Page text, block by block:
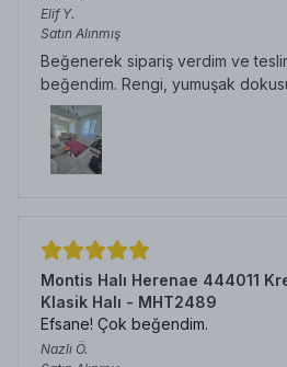
Elif Y.
Satın Alınmış
Beğenerek sipariş verdim ve
beğendim. Rengi, yumuşak
Montis Halı Herenae 444011
Klasik Halı - MHT2489
Efsane! Çok beğendim.
Nazlı Ö.